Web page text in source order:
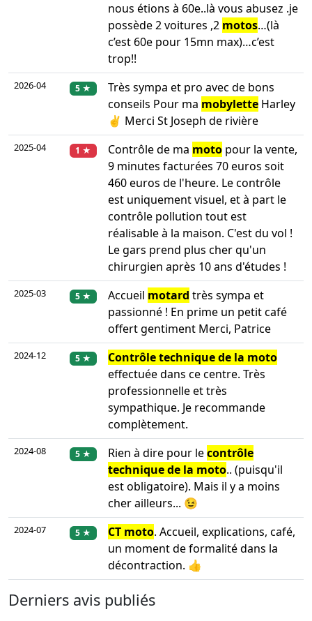
nous étions à 60e..là vous abusez .je
possède 2 voitures ,2 motos…(là
c’est 60e pour 15mn max)…c’est
trop!!
2026-04 5 ★
Très sympa et pro avec de bons
conseils Pour ma mobylette Harley
✌️ Merci St Joseph de rivière
2025-04 1 ★ Contrôle de ma moto pour la vente,
9 minutes facturées 70 euros soit
460 euros de l'heure. Le contrôle
est uniquement visuel, et à part le
contrôle pollution tout est
réalisable à la maison. C'est du vol !
Le gars prend plus cher qu'un
chirurgien après 10 ans d'études !
2025-03 5 ★ Accueil motard très sympa et
passionné ! En prime un petit café
offert gentiment Merci, Patrice
2024-12 5 ★
Contrôle technique de la moto
effectuée dans ce centre. Très
professionnelle et très
sympathique. Je recommande
complètement.
2024-08 5 ★ Rien à dire pour lecontrôle
technique de la moto.. (puisqu'il
est obligatoire). Mais il y a moins
cher ailleurs... 😉
2024-07 5 ★ CT moto. Accueil, explications, café,
un moment de formalité dans la
décontraction. 👍
Derniers avis publiés